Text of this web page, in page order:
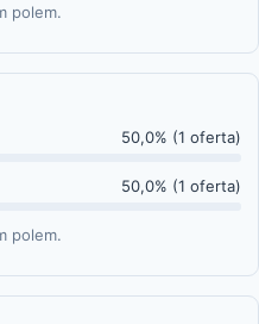
polem.
50,0% (1 oferta)
50,0% (1 oferta)
polem.